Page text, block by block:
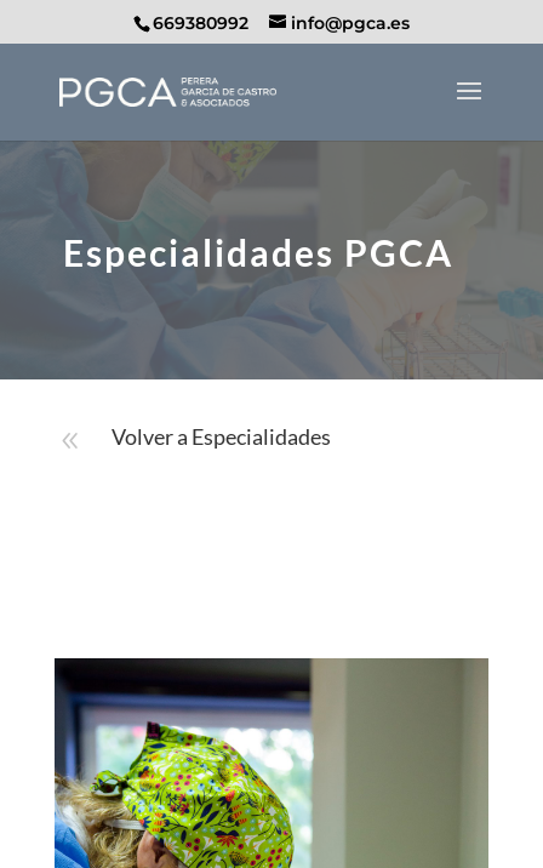
669380992 info@pgca.es
Especialidades PGCA
8 Volver a Especialidades